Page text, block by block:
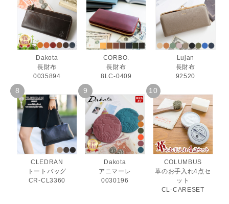
Dakota
長財布
0035894
CORBO.
長財布
8LC-0409
Lujan
長財布
92520
CLEDRAN
トートバッグ
CR-CL3360
Dakota
アニマーレ
0030196
COLUMBUS
革のお手入れ4点セ
ット
CL-CARESET